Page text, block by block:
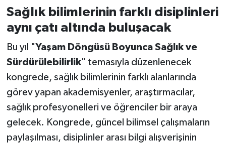
Sağlık bilimlerinin farklı disiplinleri
aynı çatı altında buluşacak
Bu yıl "Yaşam Döngüsü Boyunca Sağlık ve
Sürdürülebilirlik" temasıyla düzenlenecek
kongrede, sağlık bilimlerinin farklı alanlarında
görev yapan akademisyenler, araştırmacılar,
sağlık profesyonelleri ve öğrenciler bir araya
gelecek. Kongrede, güncel bilimsel çalışmaların
paylaşılması, disiplinler arası bilgi alışverişinin